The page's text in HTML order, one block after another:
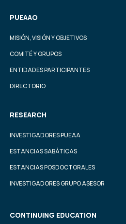
PUEAAO
MISIÓN, VISIÓN Y OBJETIVOS
COMITÉ Y GRUPOS
ENTIDADES PARTICIPANTES
DIRECTORIO
RESEARCH
INVESTIGADORES PUEAA
ESTANCIAS SABÁTICAS
ESTANCIAS POSDOCTORALES
INVESTIGADORES GRUPO ASESOR
CONTINUING EDUCATION